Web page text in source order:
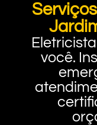
você.